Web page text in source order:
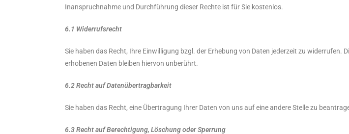
Inanspruchnahme und Durchführung dieser Rechte ist für Sie kostenlos.
6.1 Widerrufsrecht
Sie haben das Recht, Ihre Einwilligung bzgl. der Erhebung von Daten jederzeit zu
erhobenen Daten bleiben hiervon unberührt.
6.2 Recht auf Datenübertragbarkeit
Sie haben das Recht, eine Übertragung Ihrer Daten von uns auf eine andere Stelle zu
6.3 Recht auf Berechtigung, Löschung oder Sperrung